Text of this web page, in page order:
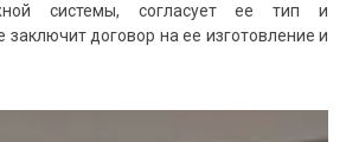
системы, согласует ее тип и
заключит договор на ее изготовление и